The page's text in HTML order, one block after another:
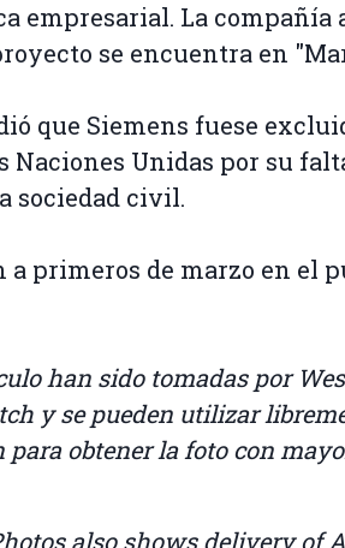
empresarial. La compañía
se encuentra en
que Siemens fuese
Naciones Unidas por su
sociedad civil.
a primeros de marzo en el
han sido tomadas por
y se pueden utilizar
obtener la foto con
Photos also shows delivery of